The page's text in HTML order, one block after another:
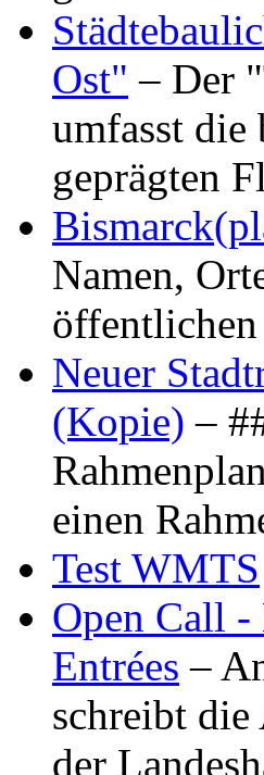
Ost" – Der
umfasst die
geprägten
Namen,
Neuer
(Kopie) –
einen
Test WMTS
Open Call -
Entrées –
schreibt
der